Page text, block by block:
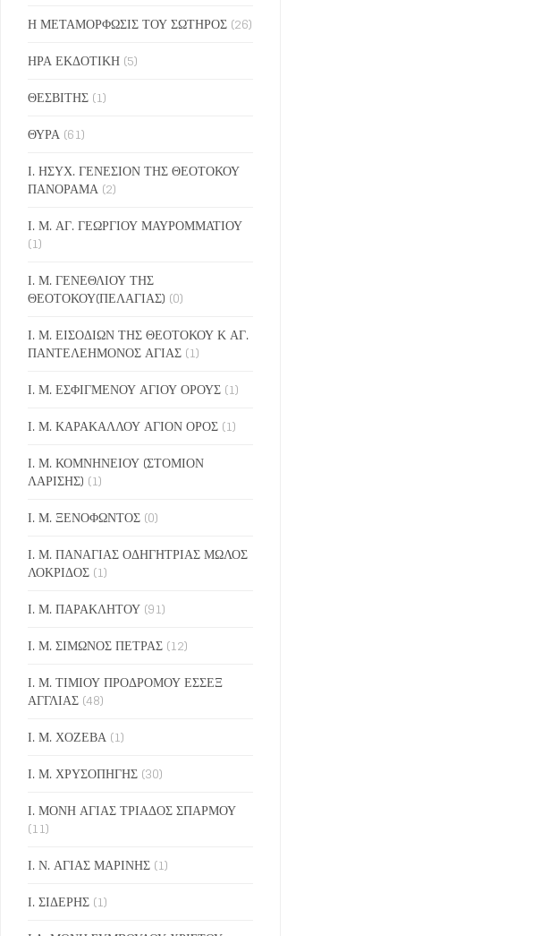
Η ΜΕΤΑΜΟΡΦΩΣΙΣ ΤΟΥ ΣΩΤΗΡΟΣ (26)
ΗΡΑ ΕΚΔΟΤΙΚΗ (5)
ΘΕΣΒΙΤΗΣ (1)
ΘΥΡΑ (61)
Ι. ΗΣΥΧ. ΓΕΝΕΣΙΟΝ ΤΗΣ ΘΕΟΤΟΚΟΥ
ΠΑΝΟΡΑΜΑ (2)
Ι. Μ. ΑΓ. ΓΕΩΡΓΙΟΥ ΜΑΥΡΟΜΜΑΤΙΟΥ
(1)
Ι. Μ. ΓΕΝΕΘΛΙΟΥ ΤΗΣ
ΘΕΟΤΟΚΟΥ(ΠΕΛΑΓΙΑΣ) (0)
Ι. Μ. ΕΙΣΟΔΙΩΝ ΤΗΣ ΘΕΟΤΟΚΟΥ Κ ΑΓ.
ΠΑΝΤΕΛΕΗΜΟΝΟΣ ΑΓΙΑΣ (1)
Ι. Μ. ΕΣΦΙΓΜΕΝΟΥ ΑΓΙΟΥ ΟΡΟΥΣ (1)
Ι. Μ. ΚΑΡΑΚΑΛΛΟΥ ΑΓΙΟΝ ΟΡΟΣ (1)
Ι. Μ. ΚΟΜΝΗΝΕΙΟΥ (ΣΤΟΜΙΟΝ
ΛΑΡΙΣΗΣ) (1)
Ι. Μ. ΞΕΝΟΦΩΝΤΟΣ (0)
Ι. Μ. ΠΑΝΑΓΙΑΣ ΟΔΗΓΗΤΡΙΑΣ ΜΩΛΟΣ
ΛΟΚΡΙΔΟΣ (1)
Ι. Μ. ΠΑΡΑΚΛΗΤΟΥ (91)
Ι. Μ. ΣΙΜΩΝΟΣ ΠΕΤΡΑΣ (12)
Ι. Μ. ΤΙΜΙΟΥ ΠΡΟΔΡΟΜΟΥ ΕΣΣΕΞ
ΑΓΓΛΙΑΣ (48)
Ι. Μ. ΧΟΖΕΒΑ (1)
Ι. Μ. ΧΡΥΣΟΠΗΓΗΣ (30)
Ι. ΜΟΝΗ ΑΓΙΑΣ ΤΡΙΑΔΟΣ ΣΠΑΡΜΟΥ
(11)
Ι. Ν. ΑΓΙΑΣ ΜΑΡΙΝΗΣ (1)
Ι. ΣΙΔΕΡΗΣ (1)